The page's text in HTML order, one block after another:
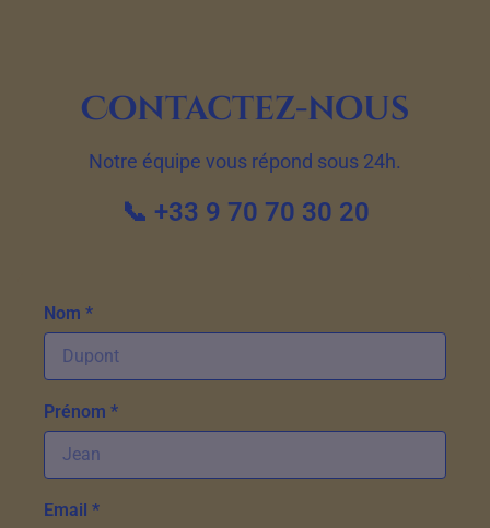
Contactez-nous
Notre équipe vous répond sous 24h.
📞 +33 9 70 70 30 20
Nom *
Prénom *
Email *